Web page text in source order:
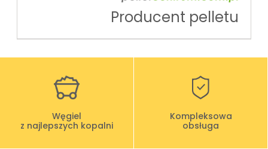
Producent pelletu
Węgiel
z najlepszych kopalni
Kompleksowa
obsługa